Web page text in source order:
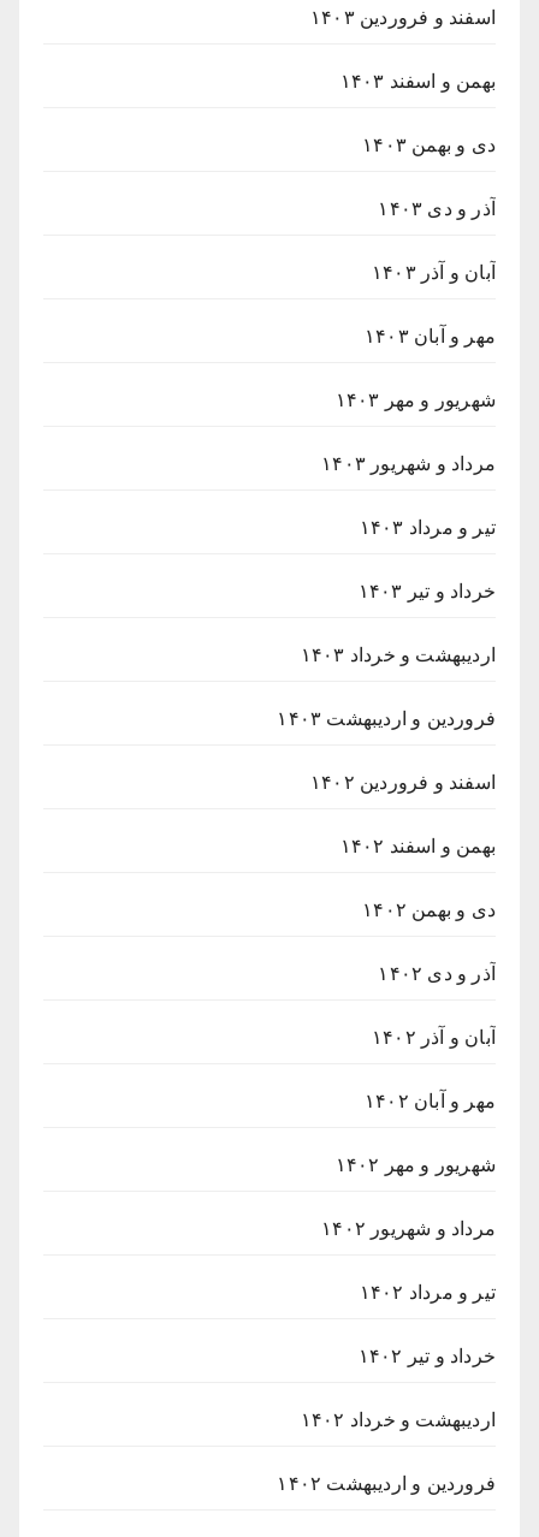
اسفند و فروردین ۱۴۰۳
بهمن و اسفند ۱۴۰۳
دی و بهمن ۱۴۰۳
آذر و دی ۱۴۰۳
آبان و آذر ۱۴۰۳
مهر و آبان ۱۴۰۳
شهریور و مهر ۱۴۰۳
مرداد و شهریور ۱۴۰۳
تیر و مرداد ۱۴۰۳
خرداد و تیر ۱۴۰۳
اردیبهشت و خرداد ۱۴۰۳
فروردین و اردیبهشت ۱۴۰۳
اسفند و فروردین ۱۴۰۲
بهمن و اسفند ۱۴۰۲
دی و بهمن ۱۴۰۲
آذر و دی ۱۴۰۲
آبان و آذر ۱۴۰۲
مهر و آبان ۱۴۰۲
شهریور و مهر ۱۴۰۲
مرداد و شهریور ۱۴۰۲
تیر و مرداد ۱۴۰۲
خرداد و تیر ۱۴۰۲
اردیبهشت و خرداد ۱۴۰۲
فروردین و اردیبهشت ۱۴۰۲